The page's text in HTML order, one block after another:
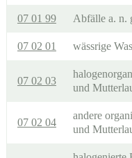
07 01 99 Abfälle a. n.
07 02 01 wässrige
07 02 03
und
07 02 04
andere
und